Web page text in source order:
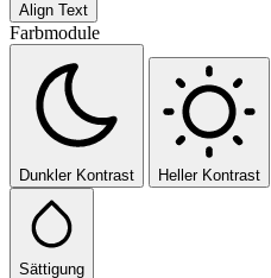
Align Text
Farbmodule
Dunkler Kontrast Heller Kontrast
Sättigung